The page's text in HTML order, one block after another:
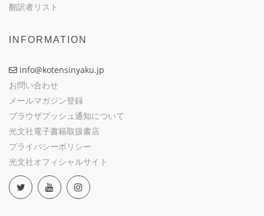
翻訳者リスト
INFORMATION
info@kotensinyaku.jp
お問い合わせ
メールマガジン登録
ブラウザプッシュ通知について
光文社電子書籍取扱書店
プライバシーポリシー
光文社オフィシャルサイト